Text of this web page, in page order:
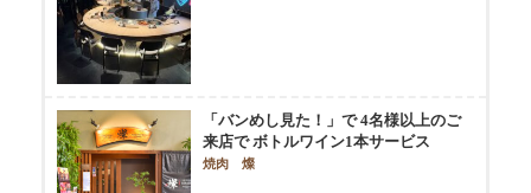
「バンめし見た！」で 4名様以上のご
来店で ボトルワイン1本サービス
焼肉 燦